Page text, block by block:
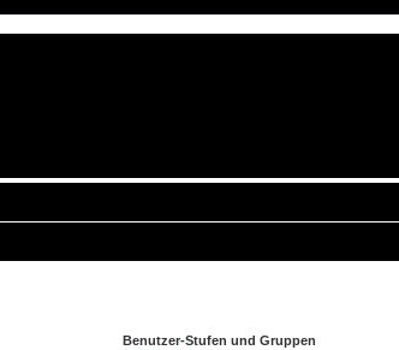
Benutzer-Stufen und Gruppen